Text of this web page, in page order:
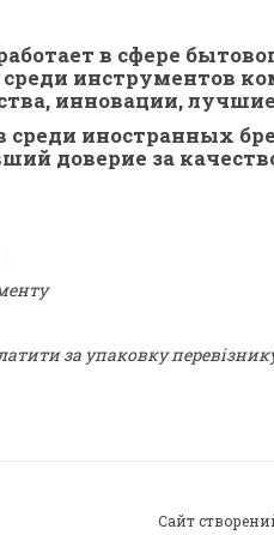
в сфере
инструментов
инновации,
среди иностранных
доверие за
за упаковку
Сайт